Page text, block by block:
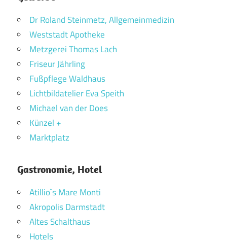
Dr Roland Steinmetz, Allgemeinmedizin
Weststadt Apotheke
Metzgerei Thomas Lach
Friseur Jährling
Fußpflege Waldhaus
Lichtbildatelier Eva Speith
Michael van der Does
Künzel +
Marktplatz
Gastronomie, Hotel
Atillio`s Mare Monti
Akropolis Darmstadt
Altes Schalthaus
Hotels